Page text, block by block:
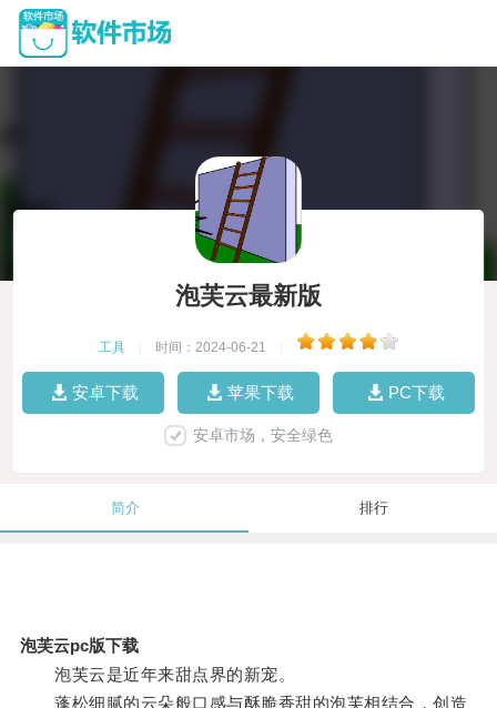
泡芙云最新版
工具 时间：2024-06-21
安卓下载 苹果下载 PC下载
安卓市场，安全绿色
简介 排行
泡芙云pc版下载
泡芙云是近年来甜点界的新宠。
蓬松细腻的云朵般口感与酥脆香甜的泡芙相结合，创造